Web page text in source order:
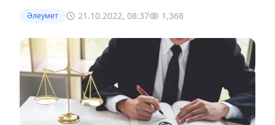
Әлеумет 21.10.2022, 08:37 1,368